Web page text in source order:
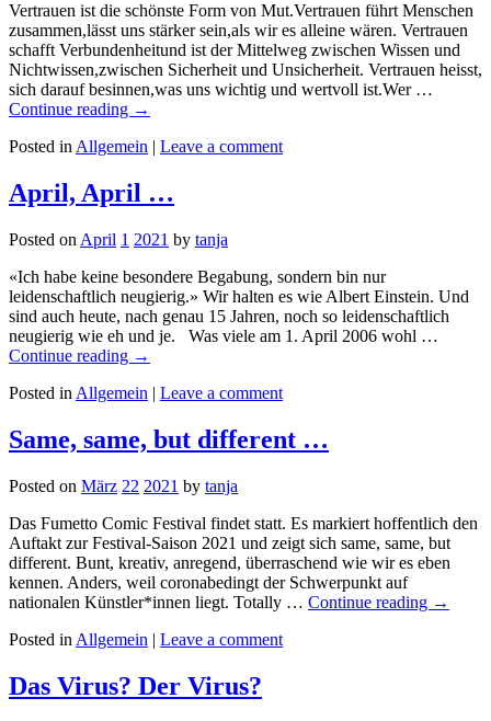
Vertrauen ist die schönste Form von Mut.Vertrauen führt Menschen
zusammen,lässt uns stärker sein,als wir es alleine wären. Vertrauen
schafft Verbundenheitund ist der Mittelweg zwischen Wissen und
Nichtwissen,zwischen Sicherheit und Unsicherheit. Vertrauen heisst,
sich darauf besinnen,was uns wichtig und wertvoll ist.Wer …
Continue reading →
Posted in Allgemein | Leave a comment
April, April …
Posted on April 1 2021 by tanja
«Ich habe keine besondere Begabung, sondern bin nur
leidenschaftlich neugierig.» Wir halten es wie Albert Einstein. Und
sind auch heute, nach genau 15 Jahren, noch so leidenschaftlich
neugierig wie eh und je. Was viele am 1. April 2006 wohl …
Continue reading →
Posted in Allgemein | Leave a comment
Same, same, but different …
Posted on März 22 2021 by tanja
Das Fumetto Comic Festival findet statt. Es markiert hoffentlich den
Auftakt zur Festival-Saison 2021 und zeigt sich same, same, but
different. Bunt, kreativ, anregend, überraschend wie wir es eben
kennen. Anders, weil coronabedingt der Schwerpunkt auf
nationalen Künstler*innen liegt. Totally … Continue reading →
Posted in Allgemein | Leave a comment
Das Virus? Der Virus?